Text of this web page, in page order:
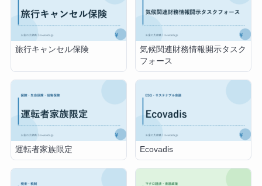
旅行キャンセル保険
気候関連財務情報開示タスク
フォース
運転者家族限定 Ecovadis